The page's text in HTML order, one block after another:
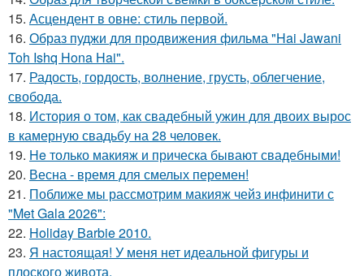
15. Асцендент в овне: стиль первой.
16. Образ пуджи для продвижения фильма "Hai Jawani
Toh Ishq Hona Hai".
17. Радость, гордость, волнение, грусть, облегчение,
свобода.
18. История о том, как свадебный ужин для двоих вырос
в камерную свадьбу на 28 человек.
19. He только макияж и прическа бывают свадебными!
20. Весна - время для смелых перемен!
21. Поближе мы рассмотрим макияж чейз инфинити с
"Met Gala 2026":
22. Holiday Barbie 2010.
23. Я настоящая! У меня нет идеальной фигуры и
плоского живота.